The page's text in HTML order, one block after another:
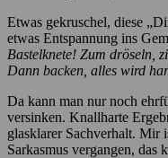
Etwas gekruschel, diese
etwas Entspannung ins
Bastelknete! Zum dröseln,
Dann backen, alles wird
Da kann man nur noch
versinken. Knallharte
glasklarer Sachverhalt. Mir
Sarkasmus vergangen, das